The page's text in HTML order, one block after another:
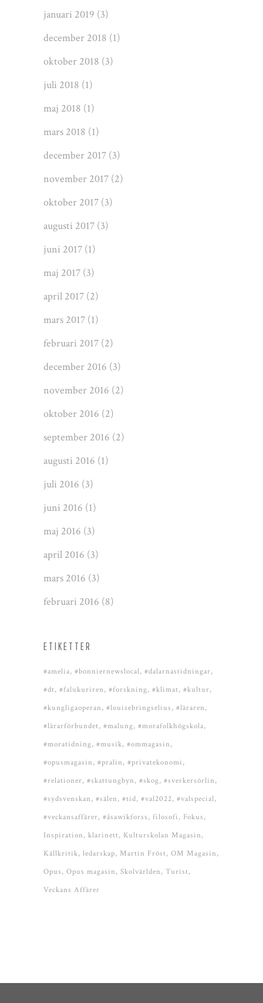
januari 2019 (3)
december 2018 (1)
oktober 2018 (3)
juli 2018 (1)
maj 2018 (1)
mars 2018 (1)
december 2017 (3)
november 2017 (2)
oktober 2017 (3)
augusti 2017 (3)
juni 2017 (1)
maj 2017 (3)
april 2017 (2)
mars 2017 (1)
februari 2017 (2)
december 2016 (3)
november 2016 (2)
oktober 2016 (2)
september 2016 (2)
augusti 2016 (1)
juli 2016 (3)
juni 2016 (1)
maj 2016 (3)
april 2016 (3)
mars 2016 (3)
februari 2016 (8)
ETIKETTER
#amelia #bonniernewslocal #dalarnastidningar
#dt #falukuriren #forskning #klimat #kultur
#kungligaoperan #louisebringselius #läraren
#lärarförbundet #malung #morafolkhögskola
#moratidning #musik #ommagasin
#opusmagasin #pralin #privatekonomi
#relationer #skattungbyn #skog #sverkersörlin
#sydsvenskan #sälen #tid #val2022 #valspecial
#veckansaffärer #åsawikforss filosofi
Fokus
Inspiration klarinett Kulturskolan Magasin
Källkritik ledarskap Martin Fröst OM Magasin
Opus Opus magasin Skolvärlden Turist
Veckans Affärer